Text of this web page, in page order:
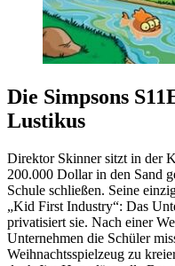
Die Simpsons
Lustikus
Direktor Skinner sitzt in der
200.000 Dollar in den Sand
Schule schließen. Seine
„Kid First Industry“: Das
privatisiert sie. Nach einer
Unternehmen die Schüler
Weihnachtsspielzeug zu